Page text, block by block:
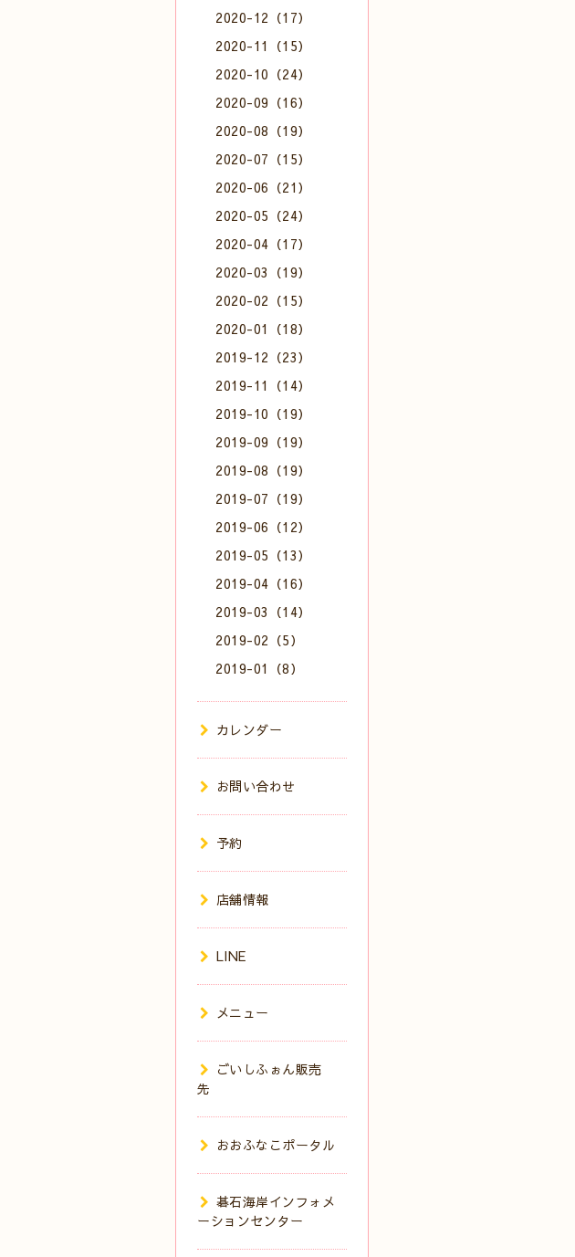
2020-12（17）
2020-11（15）
2020-10（24）
2020-09（16）
2020-08（19）
2020-07（15）
2020-06（21）
2020-05（24）
2020-04（17）
2020-03（19）
2020-02（15）
2020-01（18）
2019-12（23）
2019-11（14）
2019-10（19）
2019-09（19）
2019-08（19）
2019-07（19）
2019-06（12）
2019-05（13）
2019-04（16）
2019-03（14）
2019-02（5）
2019-01（8）
カレンダー
お問い合わせ
予約
店舗情報
LINE
メニュー
ごいしふぉん販売
先
おおふなこポータル
碁石海岸インフォメ
ーションセンター